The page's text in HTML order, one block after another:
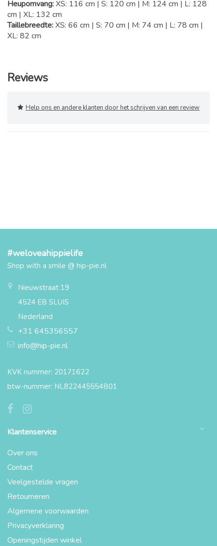
Heupomvang:XS: 116 cm | S: 120 cm | M: 124 cm | L: 128
cm | XL: 132 cm
Taillebreedte:XS: 66 cm | S: 70 cm | M: 74 cm | L: 78 cm |
XL: 82 cm
Reviews
Help ons en andere klanten door het schrijven van een review
#weloveahippielife
Shop with a smile @ hip-pie.nl
Nieuwstraat 19
4524 EB SLUIS
Nederland
+31 645356557
info@hip-pie.nl
KVK nummer: 20171622
btw-nummer: NL822445554B01
Klantenservice
Over ons
Contact
Veelgestelde vragen
Retourneren
Algemene voorwaarden
Privacyverklaring
Openingstijden winkel